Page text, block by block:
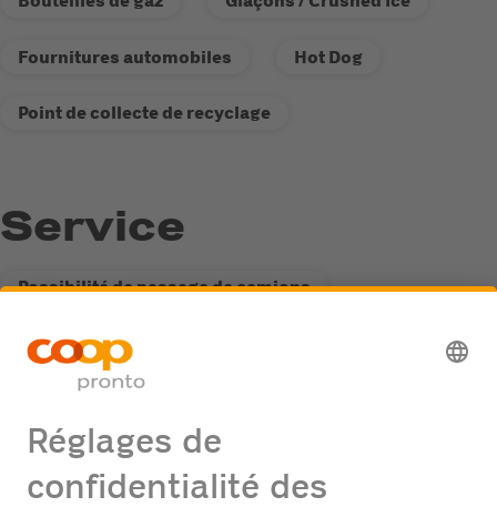
Fournitures automobiles Hot Dog
Point de collecte de recyclage
Service
Possibilité de passage de camions
Distributeur de carburant Fastline